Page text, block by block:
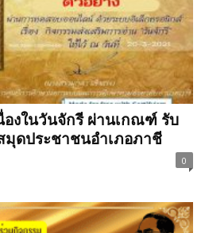
งในวันจักรี ผ่านเกณฑ์ รับ
มุดประชาชนอำเภอภาชี
0